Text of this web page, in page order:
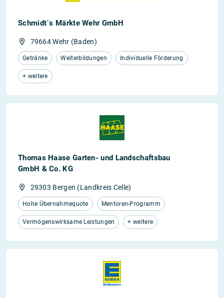
Schmidt´s Märkte Wehr GmbH
79664 Wehr (Baden)
Getränke Weiterbildungen Individuelle Förderung
+ weitere
Thomas Haase Garten- und Landschaftsbau
GmbH & Co. KG
29303 Bergen (Landkreis Celle)
Hohe Übernahmequote Mentoren-Programm
Vermögenswirksame Leistungen + weitere